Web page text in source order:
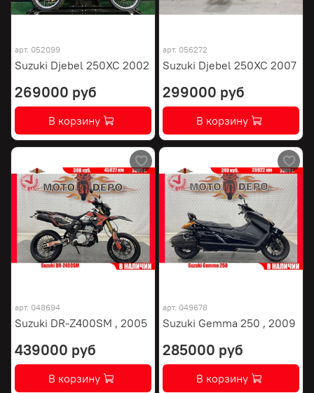
арт. 052099
Suzuki Djebel 250XC 2002
269000 руб
В корзину
арт. 056272
Suzuki Djebel 250XC 2007
299000 руб
В корзину
арт. 048694
Suzuki DR-Z400SM , 2005
439000 руб
В корзину
арт. 049678
Suzuki Gemma 250 , 2009
285000 руб
В корзину